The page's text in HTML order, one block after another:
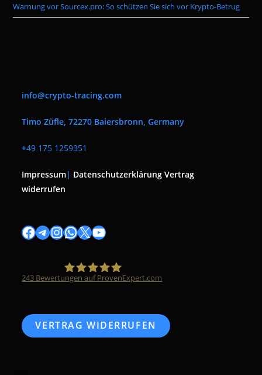
Warnung vor Sourcex.pro: So schützen Sie sich vor Krypto-Betrug
info@crypto-tracing.com
Timo Züfle, 72270 Baiersbronn, Germany
+49 175 1259351
Impressum| Datenschutzerklärung Vertrag
widerrufen
Facebook
Telegram
Instagram
WhatsApp
X YouTube
243 Bewertungen auf ProvenExpert.com
VERTRAG WIDERRUFEN